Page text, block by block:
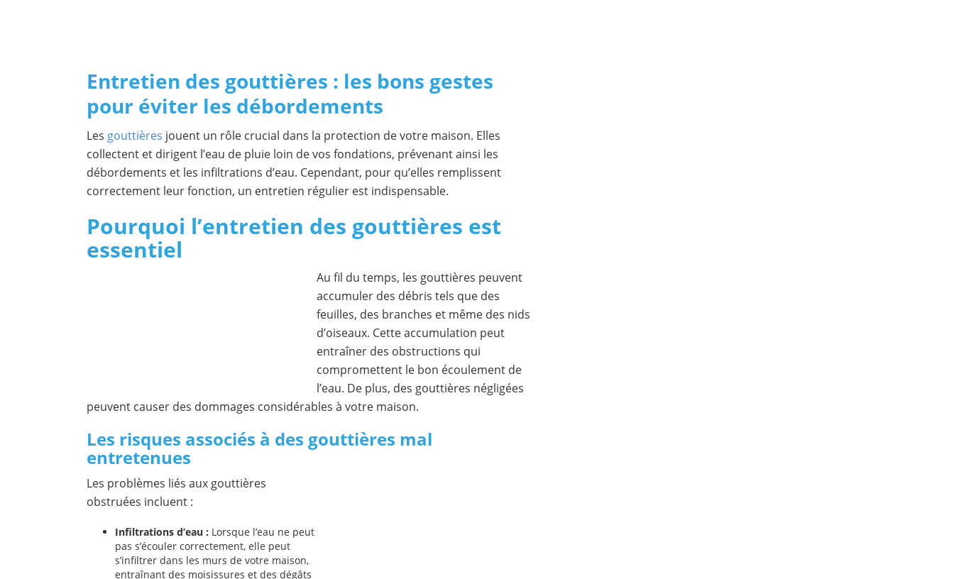
Entretien des gouttières : les bons gestes
pour éviter les débordements
Les gouttières jouent un rôle crucial dans la protection de votre maison. Elles
collectent et dirigent l’eau de pluie loin de vos fondations, prévenant ainsi les
débordements et les infiltrations d’eau. Cependant, pour qu’elles remplissent
correctement leur fonction, un entretien régulier est indispensable.
Pourquoi l’entretien des gouttières est
essentiel
Au fil du temps, les gouttières peuvent
accumuler des débris tels que des
feuilles, des branches et même des nids
d’oiseaux. Cette accumulation peut
entraîner des obstructions qui
compromettent le bon écoulement de
l’eau. De plus, des gouttières négligées
peuvent causer des dommages considérables à votre maison.
Les risques associés à des gouttières mal
entretenues
Les problèmes liés aux gouttières
obstruées incluent :
Infiltrations d’eau : Lorsque l’eau ne peut
pas s’écouler correctement, elle peut
s’infiltrer dans les murs de votre maison,
entraînant des moisissures et des dégâts